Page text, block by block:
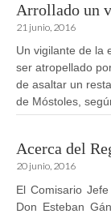
Arrollado un
21 junio, 2016
Un vigilante de la
ser atropellado
de asaltar un
de Móstoles,
Acerca del
20 junio, 2016
El Comisario
Don Esteban